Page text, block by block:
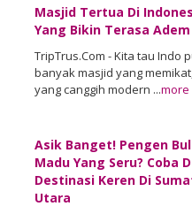
Masjid Tertua Di
Yang Bikin Terasa Adem
TripTrus.Com - Kita tau Indo
banyak masjid yang
yang canggih modern ...more
Asik Banget! Pengen
Madu Yang Seru? Coba
Destinasi Keren Di
Utara